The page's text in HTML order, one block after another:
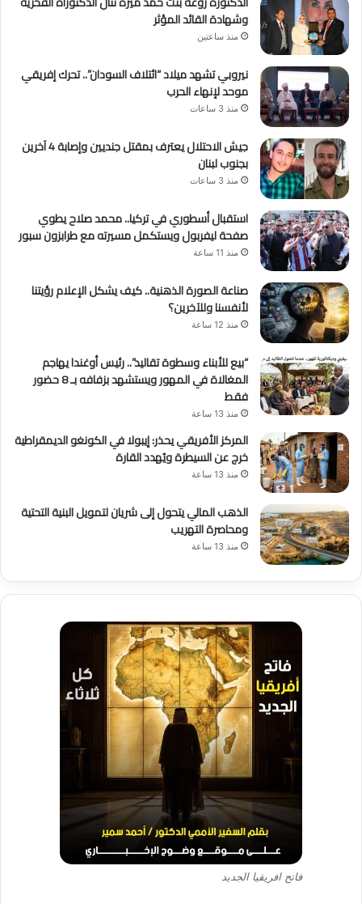
وشهادة القائد المؤثر
منذ ساعتين
نيروبي تشهد ميلاد “ائتلاف السودان”.. تحرك إفريقي
موحد لإنهاء الحرب
منذ 3 ساعات
جيش الاحتلال يعترف بمقتل جنديين وإصابة 4 آخرين
بجنوب لبنان
منذ 3 ساعات
استقبال أسطوري في تركيا.. محمد صلاح يطوي
صفحة ليفربول ويستكمل مسيرته مع طرابزون سبور
منذ 11 ساعة
صناعة الصورة الذهنية.. كيف يشكل الإعلام رؤيتنا
لأنفسنا وللآخرين؟
منذ 12 ساعة
“بيع للأبناء وسطوة تقاليد”.. رئيس أوغندا يهاجم
المغالاة في المهور ويستشهد بزفافه بـ 8 حضور
فقط
منذ 13 ساعة
المركز الأفريقي يحذر: إيبولا في الكونغو الديمقراطية
خرج عن السيطرة ويُهدد القارة
منذ 13 ساعة
الذهب المالي يتحول إلى شريان لتمويل البنية التحتية
ومحاصرة التهريب
منذ 13 ساعة
فاتح افريقيا الجديد